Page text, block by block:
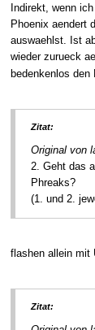
Indirekt, wenn
Phoenix aendert
auswaehlst. Ist
wieder zurueck
bedenkenlos den
Zitat:
Original von
2. Geht das
Phreaks?
(1. und 2.
flashen allein mit
Zitat: